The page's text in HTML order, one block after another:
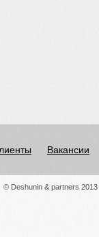
Вакансии
© Deshunin & partners 2013